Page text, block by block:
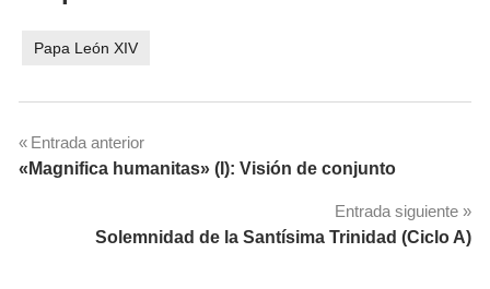
Papa León XIV
Navegación
entradas
Entrada anterior
«Magnifica humanitas» (I): Visión de conjunto
Entrada siguiente
Solemnidad de la Santísima Trinidad (Ciclo A)